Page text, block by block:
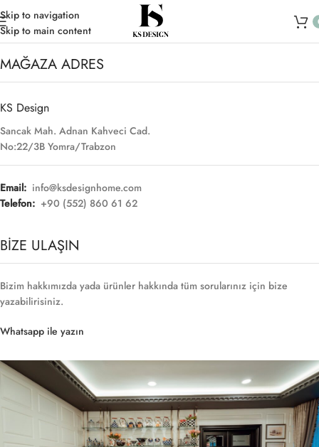
Skip to navigation
Skip to main content
MAĞAZA ADRES
KS Design
Sancak Mah. Adnan Kahveci Cad.
No:22/3B Yomra/Trabzon
Email: info@ksdesignhome.com
Telefon: +90 (552) 860 61 62
BİZE ULAŞIN
Bizim hakkımızda yada ürünler hakkında tüm sorularınız için bize
yazabilirisiniz.
Whatsapp ile yazın